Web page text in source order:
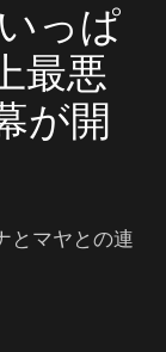
っぱ
最悪
が開
とマヤとの連